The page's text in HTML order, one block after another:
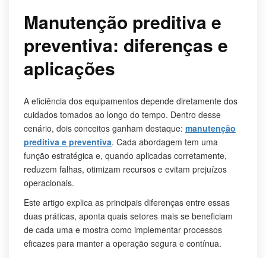
Manutenção preditiva e
preventiva: diferenças e
aplicações
A eficiência dos equipamentos depende diretamente dos
cuidados tomados ao longo do tempo. Dentro desse
cenário, dois conceitos ganham destaque: manutenção
preditiva e preventiva. Cada abordagem tem uma
função estratégica e, quando aplicadas corretamente,
reduzem falhas, otimizam recursos e evitam prejuízos
operacionais.
Este artigo explica as principais diferenças entre essas
duas práticas, aponta quais setores mais se beneficiam
de cada uma e mostra como implementar processos
eficazes para manter a operação segura e contínua.